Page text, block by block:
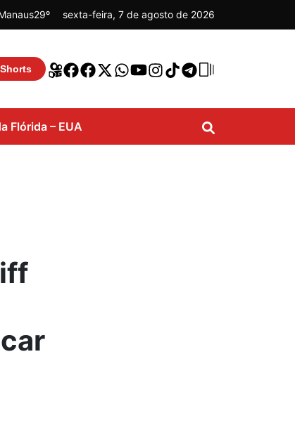
29º sexta-feira, 7 de agosto de 2026
Flórida – EUA